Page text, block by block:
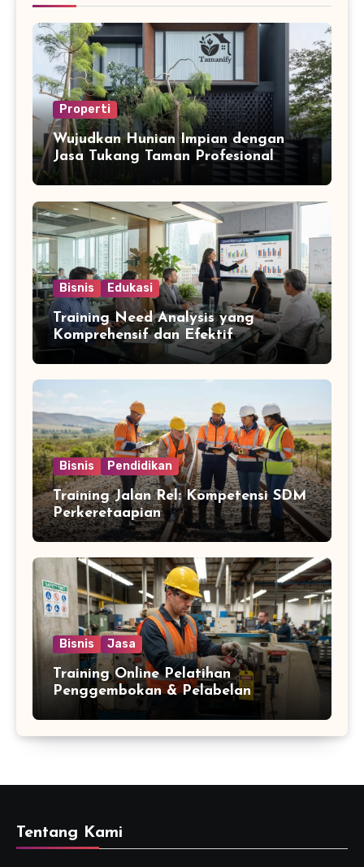
Properti
Wujudkan Hunian Impian dengan
Jasa Tukang Taman Profesional
Bisnis Edukasi
Training Need Analysis yang
Komprehensif dan Efektif
Bisnis Pendidikan
Training Jalan Rel: Kompetensi SDM
Perkeretaapian
Bisnis Jasa
Training Online Pelatihan
Penggembokan & Pelabelan
Tentang Kami